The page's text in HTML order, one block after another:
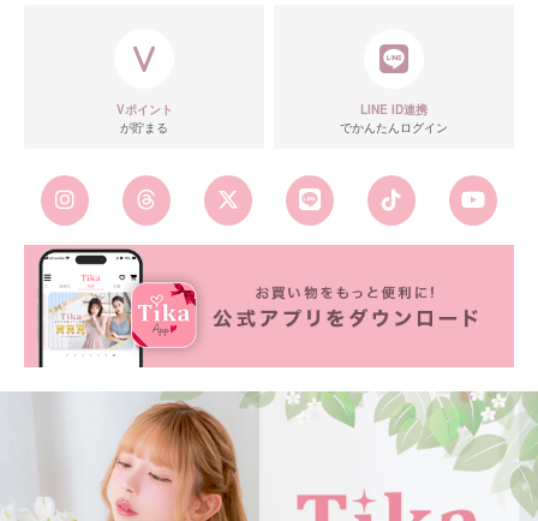
Vポイント
が貯まる
LINE ID連携
でかんたんログイン